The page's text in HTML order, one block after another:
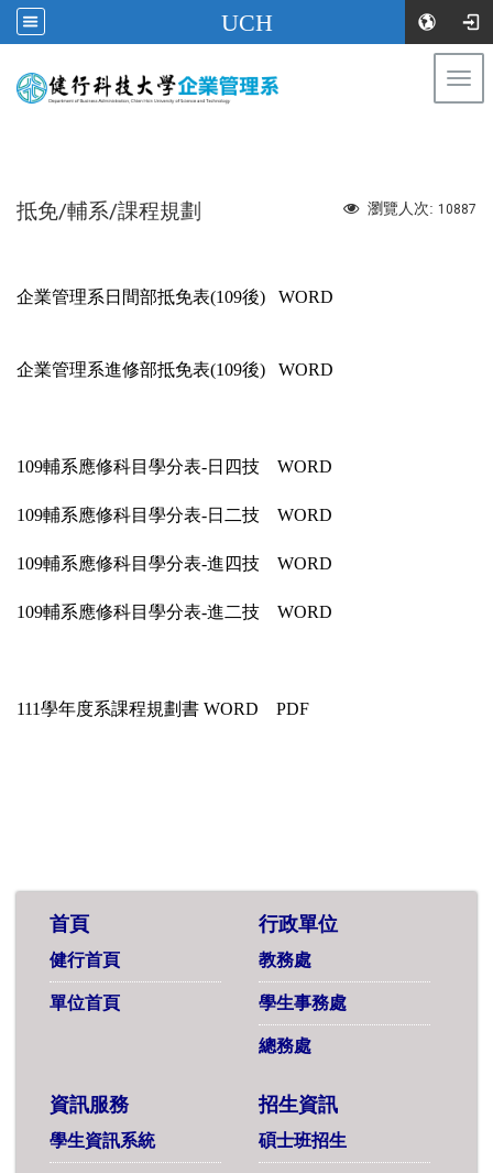
UCH
瀏覽人次: 10887
抵免/輔系/課程規劃
企業管理系日間部抵免表(109後) WORD
企業管理系進修部抵免表(109後) WORD
109輔系應修科目學分表-日四技 WORD
109輔系應修科目學分表-日二技 WORD
109輔系應修科目學分表-進四技 WORD
109輔系應修科目學分表-進二技 WORD
111學年度系課程規劃書 WORD PDF
首頁
健行首頁
單位首頁
行政單位
教務處
學生事務處
總務處
資訊服務
學生資訊系統
招生資訊
碩士班招生